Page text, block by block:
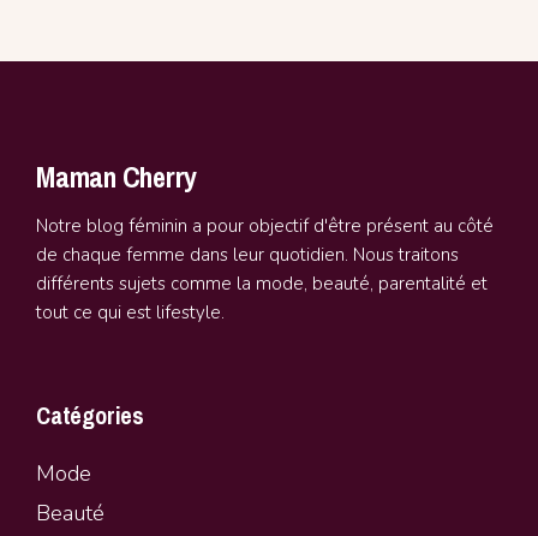
Maman Cherry
Notre blog féminin a pour objectif d'être présent au côté
de chaque femme dans leur quotidien. Nous traitons
différents sujets comme la mode, beauté, parentalité et
tout ce qui est lifestyle.
Catégories
Mode
Beauté